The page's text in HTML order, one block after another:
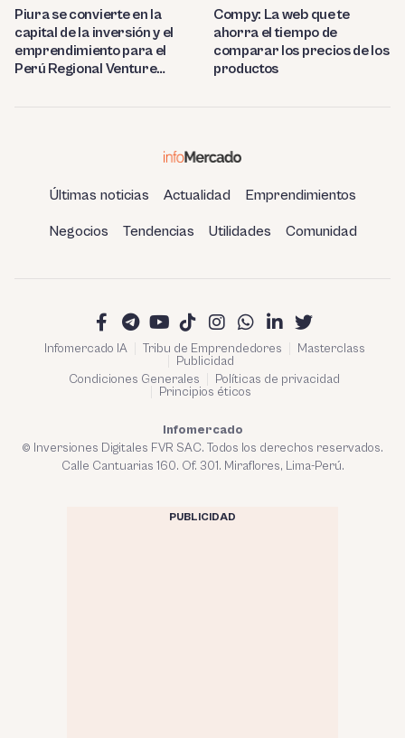
Piura se convierte en la
capital de la inversión y el
emprendimiento para el
Perú Regional Venture
Compy: La web que te
ahorra el tiempo de
comparar los precios de los
productos
Últimas noticias Actualidad Emprendimientos
Negocios Tendencias Utilidades Comunidad
Infomercado IA Tribu de Emprendedores
Masterclass
Publicidad
Condiciones Generales
Políticas de privacidad
Principios éticos
Infomercado
© Inversiones Digitales FVR SAC. Todos los derechos reservados.
Calle Cantuarias 160. Of. 301. Miraflores, Lima-Perú.
PUBLICIDAD